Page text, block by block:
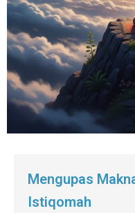
Mengupas
Istiqomah